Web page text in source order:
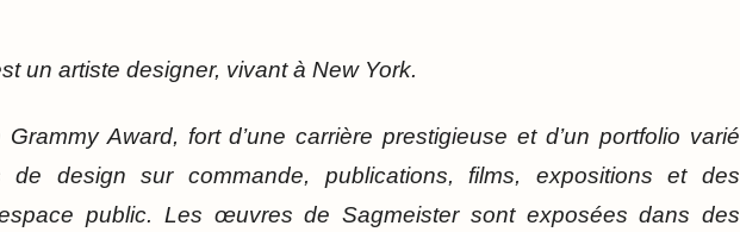
un artiste designer, vivant à New York.
Grammy Award, fort d’une carrière prestigieuse et d’un portfolio varié
de design sur commande, publications, films, expositions et des
public. Les œuvres de Sagmeister sont exposées dans des